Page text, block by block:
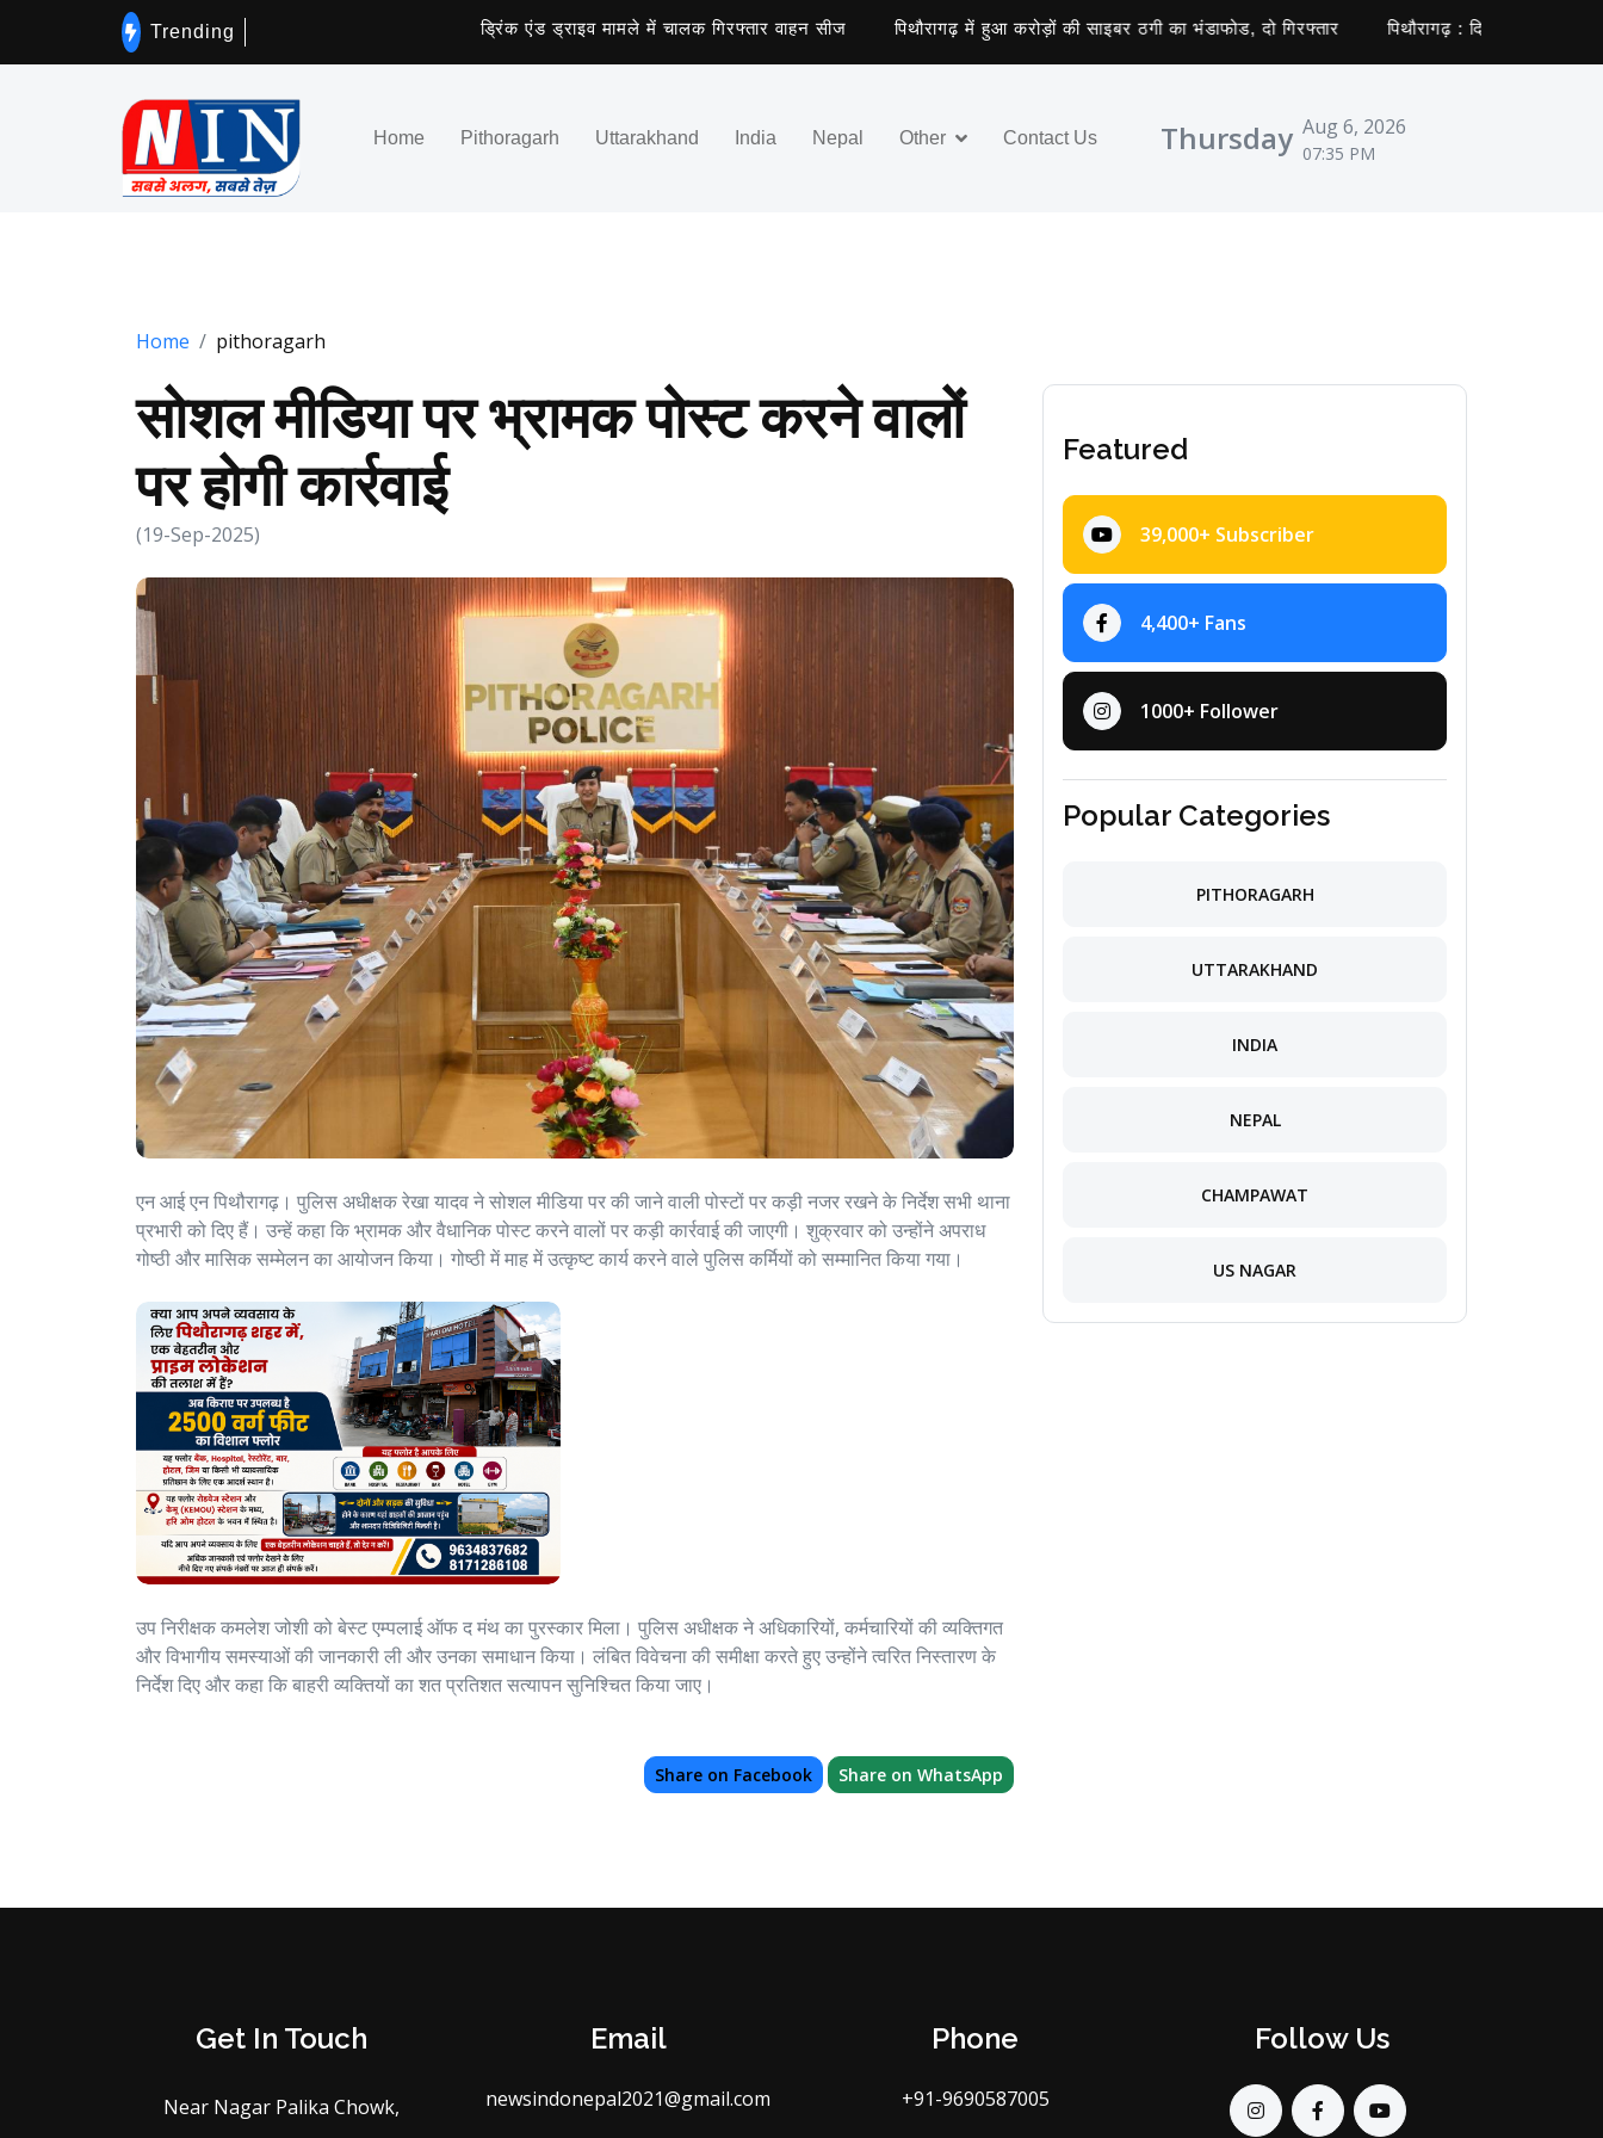
Trending ड्रिंक एंड ड्राइव मामले में चालक गिरफ्तार वाहन सीज पिथौरागढ़ में हुआ करोड़ों की साइबर ठगी का भंडाफोड, दो गिरफ्तार पिथौरागढ़ : दिनदहाड़े फिर दिखा
Home Pithoragarh Uttarakhand India Nepal Other Contact Us Thursday Aug 6, 2026
07:35 PM
Home pithoragarh
सोशल मीडिया पर भ्रामक पोस्ट करने वालों
पर होगी कार्रवाई
(19-Sep-2025)
एन आई एन पिथौरागढ़। पुलिस अधीक्षक रेखा यादव ने सोशल मीडिया पर की जाने वाली पोस्टों पर कड़ी नजर रखने के निर्देश सभी थाना
प्रभारी को दिए हैं। उन्हें कहा कि भ्रामक और वैधानिक पोस्ट करने वालों पर कड़ी कार्रवाई की जाएगी। शुक्रवार को उन्होंने अपराध
गोष्ठी और मासिक सम्मेलन का आयोजन किया। गोष्ठी में माह में उत्कृष्ट कार्य करने वाले पुलिस कर्मियों को सम्मानित किया गया।
उप निरीक्षक कमलेश जोशी को बेस्ट एम्पलाई ऑफ द मंथ का पुरस्कार मिला। पुलिस अधीक्षक ने अधिकारियों, कर्मचारियों की व्यक्तिगत
और विभागीय समस्याओं की जानकारी ली और उनका समाधान किया। लंबित विवेचना की समीक्षा करते हुए उन्होंने त्वरित निस्तारण के
निर्देश दिए और कहा कि बाहरी व्यक्तियों का शत प्रतिशत सत्यापन सुनिश्चित किया जाए।
Share on Facebook Share on WhatsApp
Featured
39,000+ Subscriber
4,400+ Fans
1000+ Follower
Popular Categories
PITHORAGARH
UTTARAKHAND
INDIA
NEPAL
CHAMPAWAT
US NAGAR
Get In Touch
Near Nagar Palika Chowk,
Email
newsindonepal2021@gmail.com
Phone
+91-9690587005
Follow Us